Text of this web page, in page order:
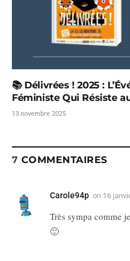
📚 Délivrées ! 2025 :
Féministe Qui Résiste
13 novembre 2025
7 COMMENTAIRES
Carole94p on 16
Très sympa comme
🙂